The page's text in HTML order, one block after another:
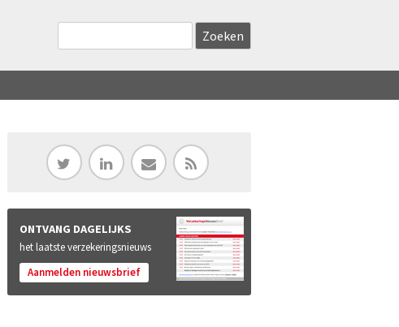
ONTVANG DAGELIJKS
het laatste verzekeringsnieuws
Aanmelden nieuwsbrief